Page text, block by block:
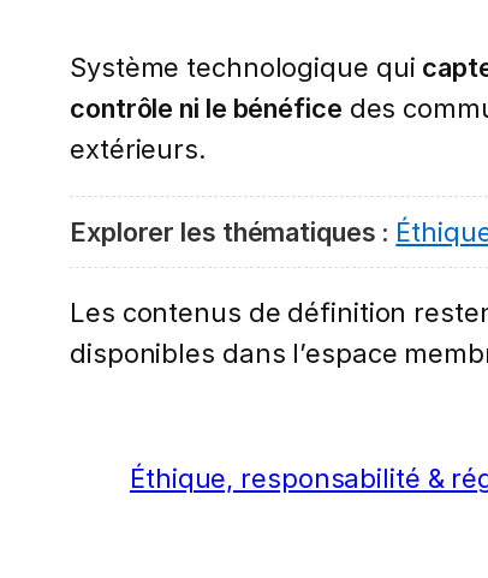
Système technologique qui
contrôle ni le bénéfice des
extérieurs.
Explorer les thématiques :
Les contenus de définition
disponibles dans l’espace
Éthique, responsabilité &